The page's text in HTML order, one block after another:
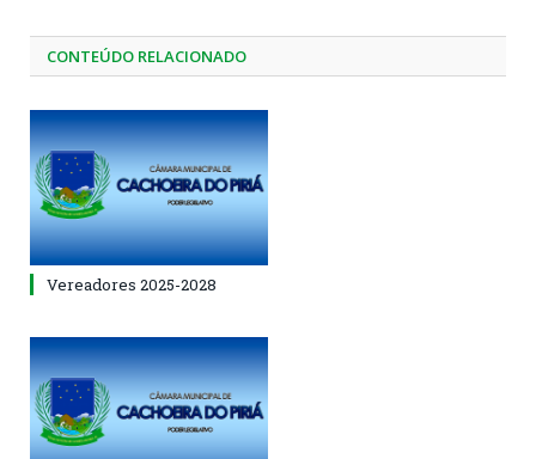
CONTEÚDO RELACIONADO
Vereadores 2025-2028